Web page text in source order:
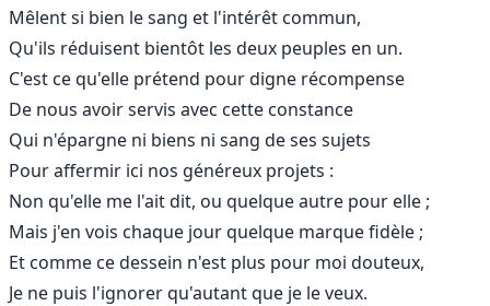
Mêlent si bien le sang et l'intérêt commun,
Qu'ils réduisent bientôt les deux peuples en un.
C'est ce qu'elle prétend pour digne récompense
De nous avoir servis avec cette constance
Qui n'épargne ni biens ni sang de ses sujets
Pour affermir ici nos généreux projets :
Non qu'elle me l'ait dit, ou quelque autre pour elle ;
Mais j'en vois chaque jour quelque marque fidèle ;
Et comme ce dessein n'est plus pour moi douteux,
Je ne puis l'ignorer qu'autant que je le veux.